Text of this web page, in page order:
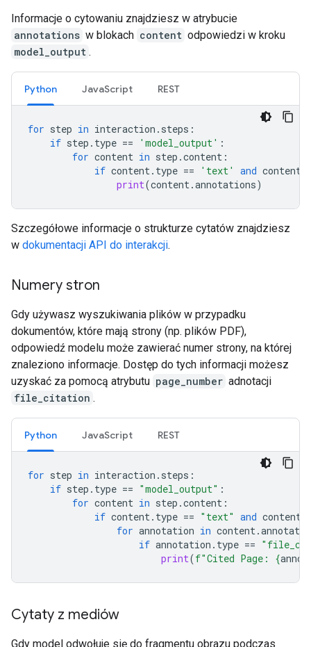
Informacje o cytowaniu znajdziesz w atrybucie
annotations w blokach content odpowiedzi w kroku
model_output .
Python JavaScript REST
for step in interaction . steps :
if step . type == 'model_output' :
for content in step .content :
if content. type == 'text' and content
print(content.annotations)
Szczegółowe informacje o strukturze cytatów znajdziesz
w dokumentacji API do interakcji.
Numery stron
Gdy używasz wyszukiwania plików w przypadku
dokumentów, które mają strony (np. plików PDF),
odpowiedź modelu może zawierać numer strony, na której
znaleziono informacje. Dostęp do tych informacji możesz
uzyskać za pomocą atrybutu page_number adnotacji
file_citation .
Python JavaScript REST
for step in interaction . steps :
if step . type == "model_output" :
for content in step .content :
if content. type == "text" and content
for annotation in content.
if annotation . type ==
print(f"Cited Page: {
Cytaty z mediów
Gdy model odwołuje się do fragmentu obrazu podczas